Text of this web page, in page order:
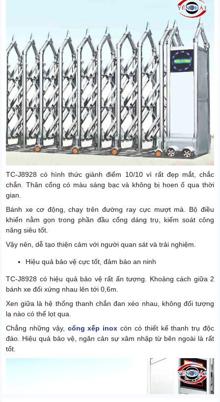
TC-J8928 có hình thức giành điểm 10/10 vì rất đẹp mắt, chắc
chắn. Thân cổng có màu sáng bạc và không bị hoen ố qua thời
gian.
Bánh xe cơ động, chạy trên đường ray cực mượt mà. Bộ điều
khiển nằm gọn trong phần đầu cổng dáng trụ, kiểm soát công
năng siêu tốt.
Vậy nên, dễ tạo thiện cảm với người quan sát và trải nghiệm.
Hiệu quả bảo vệ cực tốt, đảm bảo an ninh
TC-J8928 có hiệu quả bảo vệ rất ấn tượng. Khoảng cách giữa 2
bánh xe đối xứng nhau lên tới 0,6m.
Xen giữa là hệ thống thanh chắn đan xéo nhau, không đối tượng
lạ nào có thể lọt qua.
Chẳng những vậy, cổng xếp inox còn có thiết kế thanh trụ độc
đáo. Hiệu quả bảo vệ, ngăn cản sự xâm nhập từ bên ngoài là rất
tốt.